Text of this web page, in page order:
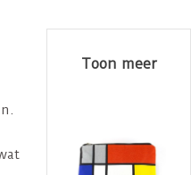
Toon meer